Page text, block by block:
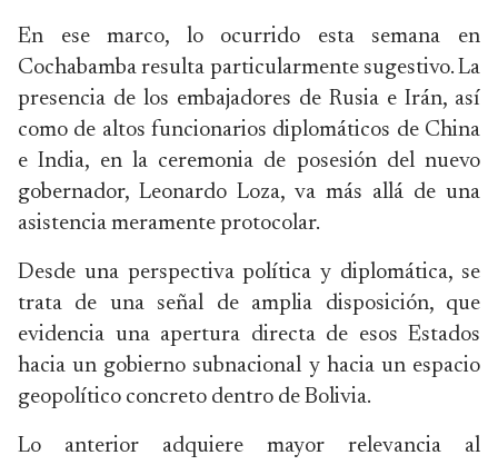
En ese marco, lo ocurrido esta semana en
Cochabamba resulta particularmente sugestivo. La
presencia de los embajadores de Rusia e Irán, así
como de altos funcionarios diplomáticos de China
e India, en la ceremonia de posesión del nuevo
gobernador, Leonardo Loza, va más allá de una
asistencia meramente protocolar.
Desde una perspectiva política y diplomática, se
trata de una señal de amplia disposición, que
evidencia una apertura directa de esos Estados
hacia un gobierno subnacional y hacia un espacio
geopolítico concreto dentro de Bolivia.
Lo anterior adquiere mayor relevancia al